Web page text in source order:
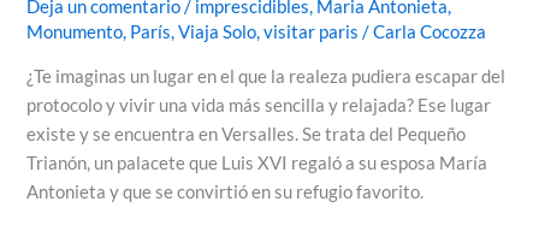
Deja un comentario / imprescidibles, Maria Antonieta,
Monumento, París,Viaja Solo,visitar paris /Carla Cocozza
¿Te imaginas un lugar en el que la realeza pudiera escapar del
protocolo y vivir una vida más sencilla y relajada? Ese lugar
existe y se encuentra en Versalles. Se trata del Pequeño
Trianón, un palacete que Luis XVI regaló a su esposa María
Antonieta y que se convirtió en su refugio favorito.